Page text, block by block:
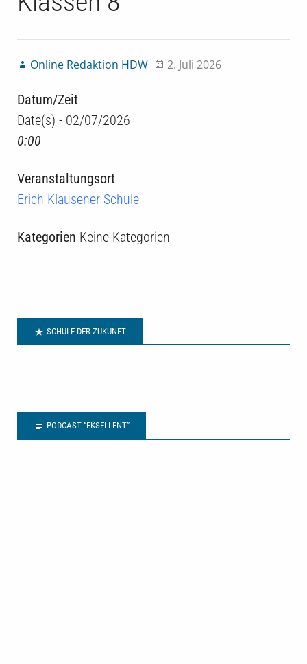
Online Redaktion HDW 2. Juli 2026
Datum/Zeit
Date(s) - 02/07/2026
0:00
Veranstaltungsort
Erich Klausener Schule
Kategorien Keine Kategorien
SCHULE DER ZUKUNFT
PODCAST “EKSELLENT”